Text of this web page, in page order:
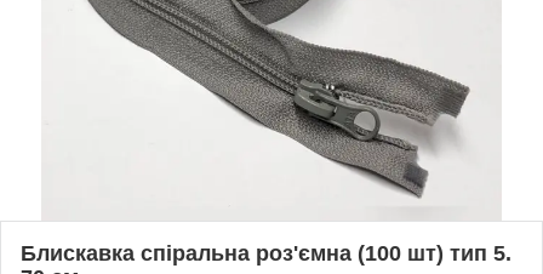
Блискавка спіральна роз'ємна (100 шт) тип 5.